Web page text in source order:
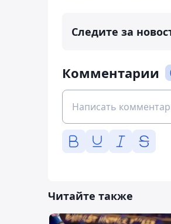
Следите за
Комментарии
Читайте также